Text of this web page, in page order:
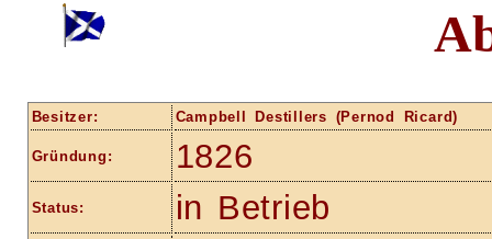
Besitzer: Campbell Destillers (Pernod Ricard)
Gründung: 1826
Status: in Betrieb